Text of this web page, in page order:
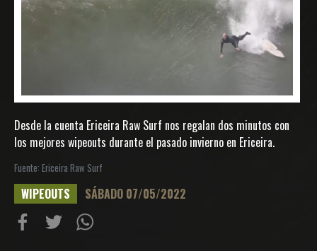
Desde la cuenta Ericeira Raw Surf nos regalan dos minutos con
los mejores wipeouts durante el pasado invierno en Ericeira.
Fuente: Ericeira Raw Surf
WIPEOUTS SÁBADO 07/05/2022